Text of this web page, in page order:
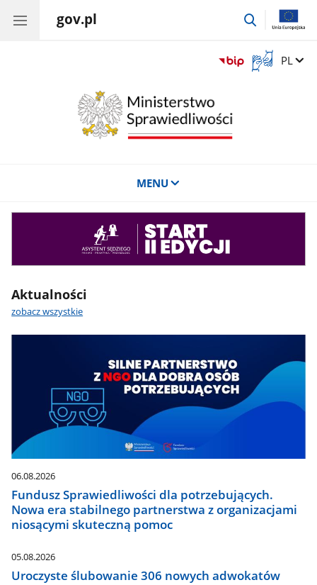
gov.pl
przejdź
Otwórz
okno
Zmień
PL
MENU
Aktualności
zobacz wszystkie
06.08.2026
Fundusz Sprawiedliwości dla potrzebujących.
Nowa era stabilnego partnerstwa z organizacjami
niosącymi skuteczną pomoc
05.08.2026
Uroczyste ślubowanie 306 nowych adwokatów